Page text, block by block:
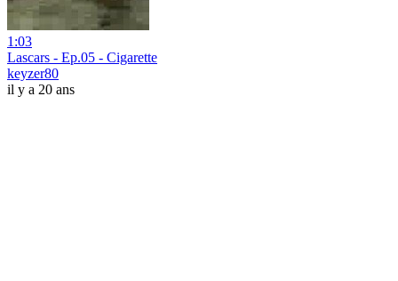
1:03
Lascars - Ep.05 - Cigarette
keyzer80
il y a 20 ans